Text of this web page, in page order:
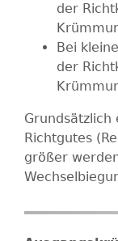
der
Bei
der
Grundsätzlich
Richtgutes
größer